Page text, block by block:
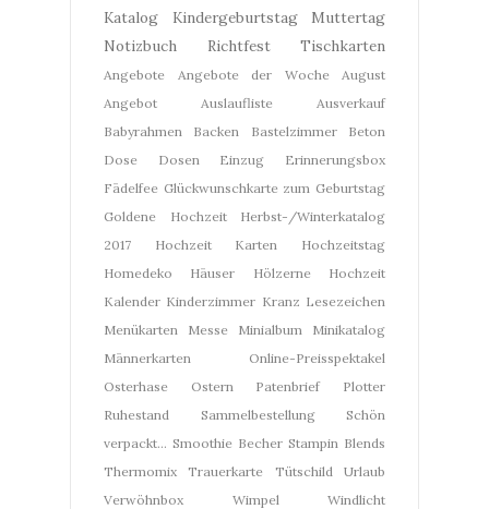
Katalog
Kindergeburtstag
Muttertag
Notizbuch
Richtfest Tischkarten
Angebote Angebote der Woche
August
Angebot
Auslaufliste
Ausverkauf
Babyrahmen
Backen Bastelzimmer
Beton
Dose
Dosen Einzug
Erinnerungsbox
Fädelfee Glückwunschkarte zum Geburtstag
Goldene Hochzeit
Herbst-/Winterkatalog
2017
Hochzeit Karten
Hochzeitstag
Homedeko
Häuser
Hölzerne Hochzeit
Kalender Kinderzimmer Kranz Lesezeichen
Menükarten
Messe Minialbum
Minikatalog
Männerkarten
Online-Preisspektakel
Osterhase
Ostern Patenbrief
Plotter
Ruhestand
Sammelbestellung
Schön
verpackt... Smoothie Becher Stampin Blends
Thermomix
Trauerkarte Tütschild
Urlaub
Verwöhnbox
Wimpel
Windlicht